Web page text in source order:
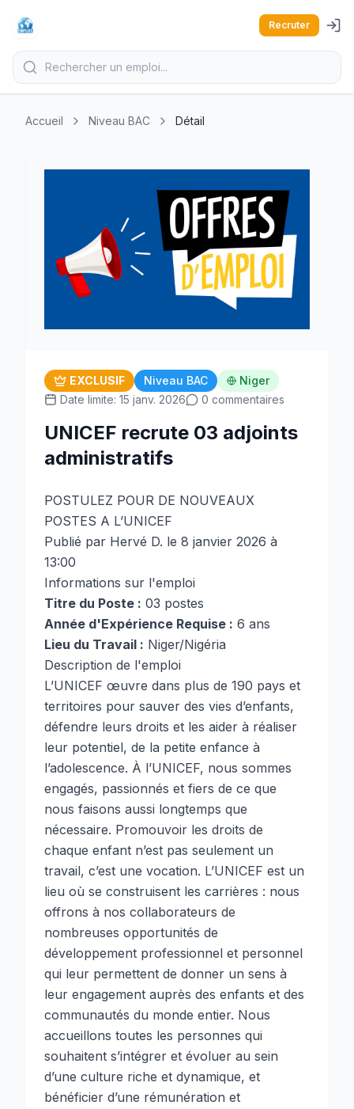
Recruter
Accueil Niveau BAC Détail
EXCLUSIF Niveau BAC
Niger
Date limite: 15 janv. 2026
0 commentaires
UNICEF recrute 03 adjoints
administratifs
POSTULEZ POUR DE NOUVEAUX
POSTES A L’UNICEF
Publié par Hervé D. le 8 janvier 2026 à
13:00
Informations sur l'emploi
Titre du Poste : 03 postes
Année d'Expérience Requise : 6 ans
Lieu du Travail : Niger/Nigéria
Description de l'emploi
L’UNICEF œuvre dans plus de 190 pays et
territoires pour sauver des vies d’enfants,
défendre leurs droits et les aider à réaliser
leur potentiel, de la petite enfance à
l’adolescence. À l’UNICEF, nous sommes
engagés, passionnés et fiers de ce que
nous faisons aussi longtemps que
nécessaire. Promouvoir les droits de
chaque enfant n’est pas seulement un
travail, c’est une vocation. L’UNICEF est un
lieu où se construisent les carrières : nous
offrons à nos collaborateurs de
nombreuses opportunités de
développement professionnel et personnel
qui leur permettent de donner un sens à
leur engagement auprès des enfants et des
communautés du monde entier. Nous
accueillons toutes les personnes qui
souhaitent s’intégrer et évoluer au sein
d’une culture riche et dynamique, et
bénéficier d’une rémunération et